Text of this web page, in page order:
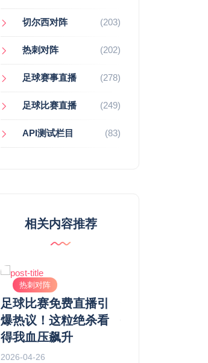
切尔西对阵 (203)
热刺对阵 (202)
足球赛事直播 (278)
足球比赛直播 (249)
API测试栏目 (83)
相关内容推荐
热刺对阵
足球比赛免费直播引
爆热议！这粒绝杀看
得我血压飙升
2026-04-26